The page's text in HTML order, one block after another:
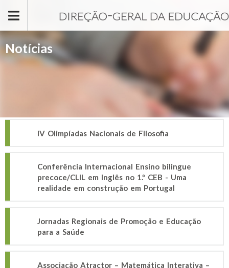
Notícias
IV Olimpíadas Nacionais de Filosofia
Conferência Internacional Ensino bilingue
precoce/CLIL em Inglês no 1.º CEB - Uma
realidade em construção em Portugal
Jornadas Regionais de Promoção e Educação
para a Saúde
Associação Atractor – Matemática Interativa –